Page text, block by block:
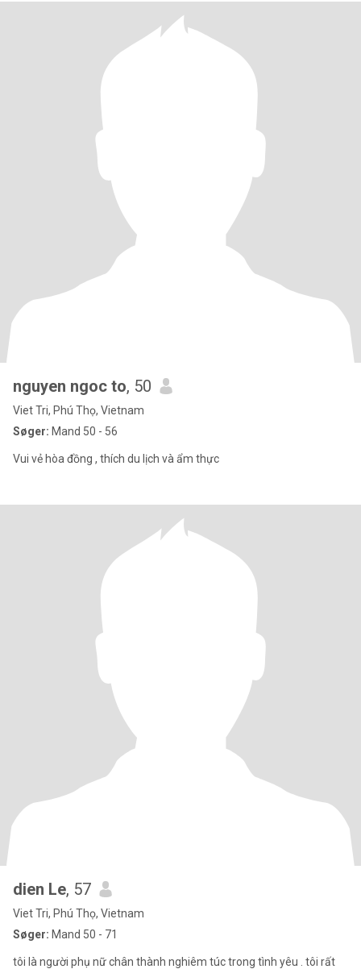
nguyen ngoc to, 50
Viet Tri, Phú Thọ, Vietnam
Søger: Mand 50 - 56
Vui vẻ hòa đồng , thích du lịch và ẩm thực
dien Le, 57
Viet Tri, Phú Thọ, Vietnam
Søger: Mand 50 - 71
tôi là người phụ nữ chân thành nghiêm túc trong tình yêu . tôi rất